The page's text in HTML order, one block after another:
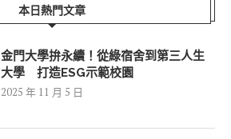
本日熱門文章
金門大學拚永續！從綠宿舍到第三人生
大學 打造ESG示範校園
2025 年 11 月 5 日